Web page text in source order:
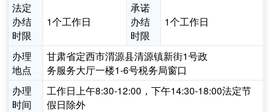
法定
办结
时限
1个工作日
承诺
办结
时限
1个工作日
办理
地点
甘肃省定西市渭源县清源镇新街1号政
务服务大厅一楼1-6号税务局窗口
办理
时间
工作日上午8:30-12:00，下午14:30-18:00法定节
假日除外